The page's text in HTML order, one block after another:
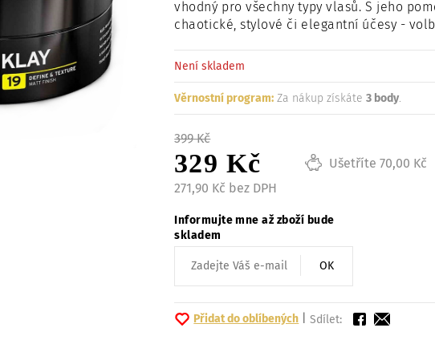
Načítám
vhodný pro všechny typy vlasů. S jeho
chaotické, stylové či elegantní účesy -
Není skladem
Věrnostní program: Za nákup získáte3 body.
399 Kč
329 Kč
271,90 Kč bez DPH
Ušetříte 70,00 Kč
Informujte mne až zboží bude
skladem
OK
Přidat do oblíbených |Sdílet: